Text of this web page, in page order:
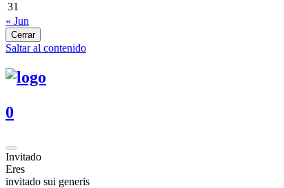
31
« Jun
Cerrar
Saltar al contenido
0
Invitado
Eres
invitado sui generis